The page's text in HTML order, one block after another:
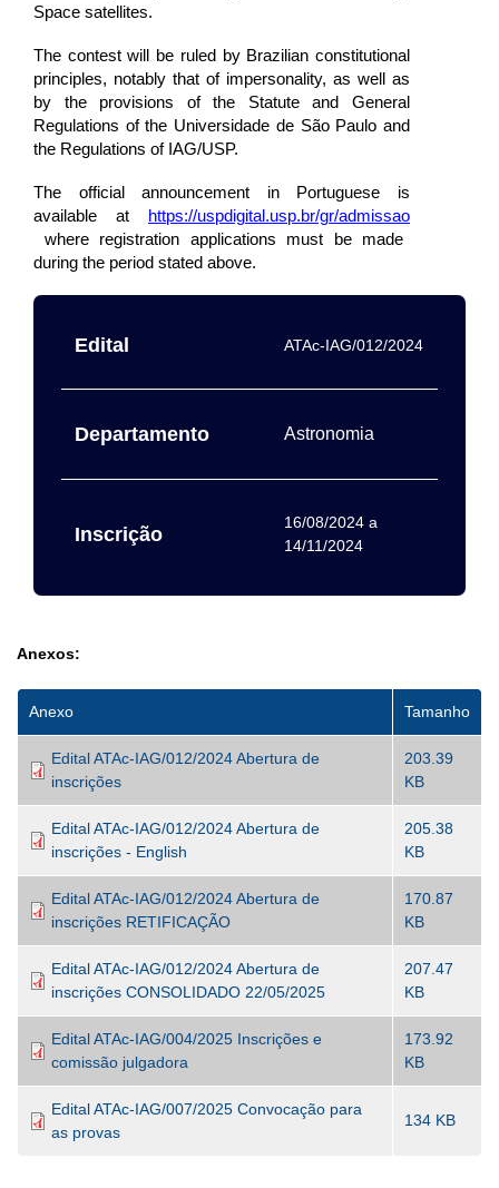
Space satellites.
The contest will be ruled by Brazilian constitutional
principles, notably that of impersonality, as well as
by the provisions of the Statute and General
Regulations of the Universidade de São Paulo and
the Regulations of IAG/USP.
The official announcement in Portuguese is
available at
https://uspdigital.usp.br/gr/admissao
where registration applications must be made
during the period stated above.
Edital ATAc-IAG/012/2024
Departamento Astronomia
Inscrição
16/08/2024 a
14/11/2024
Anexos:
Anexo Tamanho
Edital ATAc-IAG/012/2024 Abertura de
inscrições
203.39
KB
Edital ATAc-IAG/012/2024 Abertura de
inscrições - English
205.38
KB
Edital ATAc-IAG/012/2024 Abertura de
inscrições RETIFICAÇÃO
170.87
KB
Edital ATAc-IAG/012/2024 Abertura de
inscrições CONSOLIDADO 22/05/2025
207.47
KB
Edital ATAc-IAG/004/2025 Inscrições e
comissão julgadora
173.92
KB
Edital ATAc-IAG/007/2025 Convocação para
as provas
134 KB